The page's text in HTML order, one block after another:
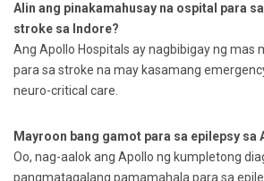
Alin ang pinakamahusay na ospital para
stroke sa Indore?
Ang Apollo Hospitals ay nagbibigay ng mas
para sa stroke na may kasamang
neuro-critical care.
Mayroon bang gamot para sa epilepsy sa
Oo, nag-aalok ang Apollo ng kumpletong
pangmatagalang pamamahala para sa